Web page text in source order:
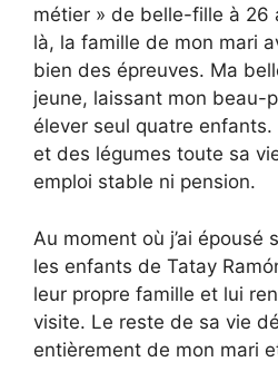
métier » de belle-fille à 26
là, la famille de mon mari
bien des épreuves. Ma
jeune, laissant mon beau-
élever seul quatre
et des légumes toute sa
emploi stable ni pension.
Au moment où j’ai épousé
les enfants de Tatay
leur propre famille et lui
visite. Le reste de sa vie
entièrement de mon mari